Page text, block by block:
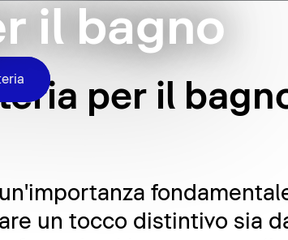
il bagno
per il
un tocco distintivo sia